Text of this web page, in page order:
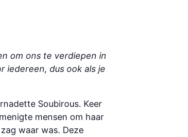
om ons te verdiepen in
iedereen, dus ook als je
Soubirous. Keer
mensen om haar
waar was. Deze